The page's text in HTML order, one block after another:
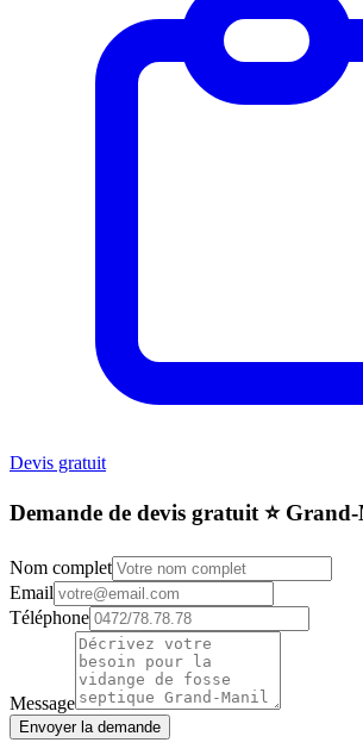
Devis gratuit
Demande de devis gratuit ⭐️
Nom complet
Email
Téléphone
Message
Envoyer la demande